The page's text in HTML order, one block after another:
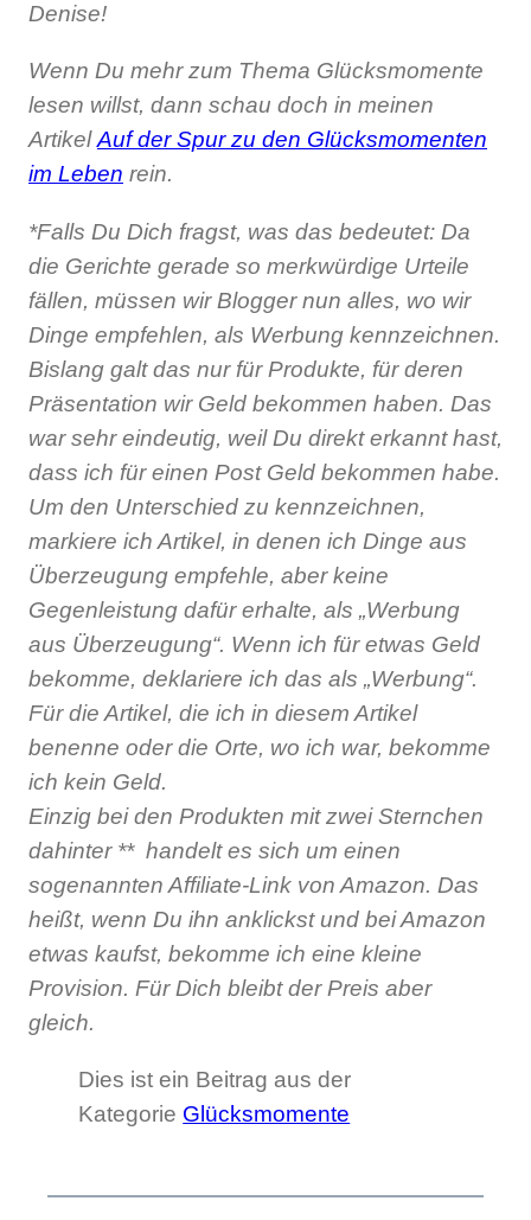
Denise!
Wenn Du mehr zum Thema Glücksmomente
lesen willst, dann schau doch in meinen
ArtikelAuf der Spur zu den Glücksmomenten
im Leben rein.
*Falls Du Dich fragst, was das bedeutet: Da
die Gerichte gerade so merkwürdige Urteile
fällen, müssen wir Blogger nun alles, wo wir
Dinge empfehlen, als Werbung kennzeichnen.
Bislang galt das nur für Produkte, für deren
Präsentation wir Geld bekommen haben. Das
war sehr eindeutig, weil Du direkt erkannt hast,
dass ich für einen Post Geld bekommen habe.
Um den Unterschied zu kennzeichnen,
markiere ich Artikel, in denen ich Dinge aus
Überzeugung empfehle, aber keine
Gegenleistung dafür erhalte, als „Werbung
aus Überzeugung“. Wenn ich für etwas Geld
bekomme, deklariere ich das als „Werbung“.
Für die Artikel, die ich in diesem Artikel
benenne oder die Orte, wo ich war, bekomme
ich kein Geld.
Einzig bei den Produkten mit zwei Sternchen
dahinter ** handelt es sich um einen
sogenannten Affiliate-Link von Amazon. Das
heißt, wenn Du ihn anklickst und bei Amazon
etwas kaufst, bekomme ich eine kleine
Provision. Für Dich bleibt der Preis aber
gleich.
Dies ist ein Beitrag aus der
Kategorie Glücksmomente